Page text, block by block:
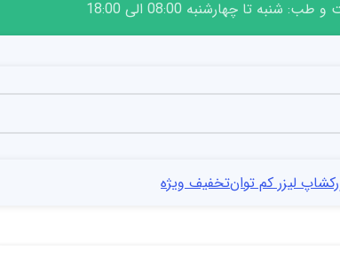
شنبه تا چهارشنبه 08:00 الی 18:00
لیزر کم توانتخفیف ویژه